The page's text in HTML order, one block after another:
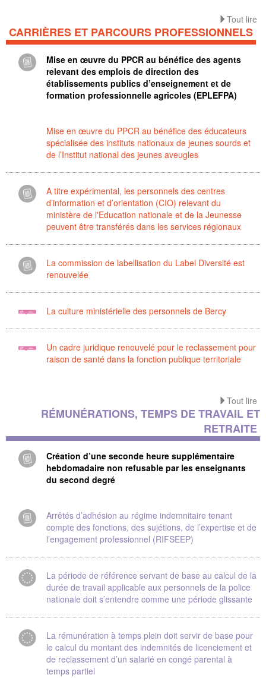
Tout lire
CARRIÈRES ET PARCOURS PROFESSIONNELS
Mise en œuvre du PPCR au bénéfice des agents
relevant des emplois de direction des
établissements publics d’enseignement et de
formation professionnelle agricoles (EPLEFPA)
Mise en œuvre du PPCR au bénéfice des éducateurs
spécialisée des instituts nationaux de jeunes sourds et
de l’Institut national des jeunes aveugles
A titre expérimental, les personnels des centres
d’information et d’orientation (CIO) relevant du
ministère de l'Education nationale et de la Jeunesse
peuvent être transférés dans les services régionaux
La commission de labellisation du Label Diversité est
renouvelée
La culture ministérielle des personnels de Bercy
Un cadre juridique renouvelé pour le reclassement pour
raison de santé dans la fonction publique territoriale
Tout lire
RÉMUNÉRATIONS, TEMPS DE TRAVAIL ET
RETRAITE
Création d’une seconde heure supplémentaire
hebdomadaire non refusable par les enseignants
du second degré
Arrêtés d’adhésion au régime indemnitaire tenant
compte des fonctions, des sujétions, de l’expertise et de
l’engagement professionnel (RIFSEEP)
La période de référence servant de base au calcul de la
durée de travail applicable aux personnels de la police
nationale doit s’entendre comme une période glissante
La rémunération à temps plein doit servir de base pour
le calcul du montant des indemnités de licenciement et
de reclassement d’un salarié en congé parental à
temps partiel